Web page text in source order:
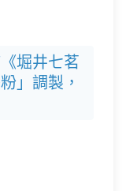
堀井七茗
」調製，